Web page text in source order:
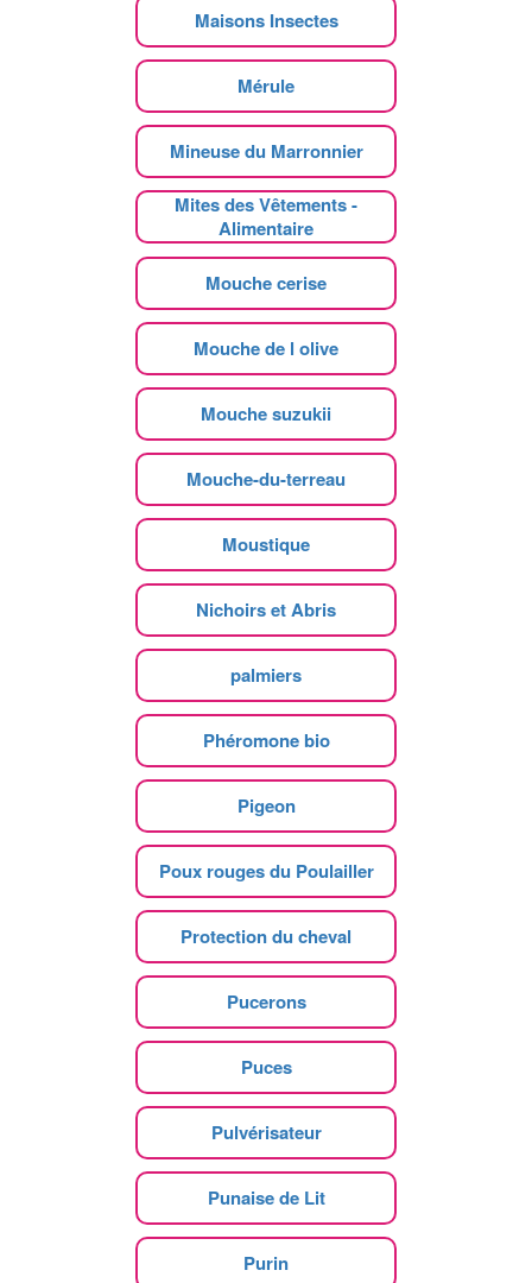
Maisons Insectes
Mérule
Mineuse du Marronnier
Mites des Vêtements -
Alimentaire
Mouche cerise
Mouche de l olive
Mouche suzukii
Mouche-du-terreau
Moustique
Nichoirs et Abris
palmiers
Phéromone bio
Pigeon
Poux rouges du Poulailler
Protection du cheval
Pucerons
Puces
Pulvérisateur
Punaise de Lit
Purin